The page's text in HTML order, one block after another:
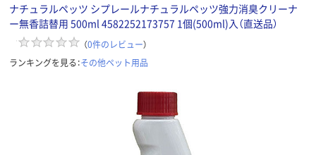
ナチュラルペッツ シプレールナチュラルペッツ強力消臭クリーナ
ー無香詰替用 500ml 4582252173757 1個(500ml)入（直送品）
（0件のレビュー）
ランキングを見る：その他ペット用品